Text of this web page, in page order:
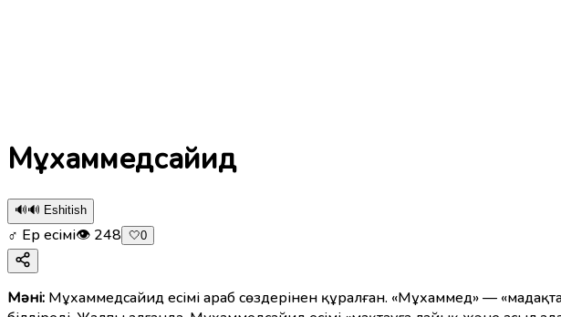
Мұхаммедсайид
🔊🔊 Eshitish
♂ Ер есімі👁 248 🤍0
Мәні: Мұхаммедсайид есімі араб сөздерінен құралған. «Мұхаммед» —